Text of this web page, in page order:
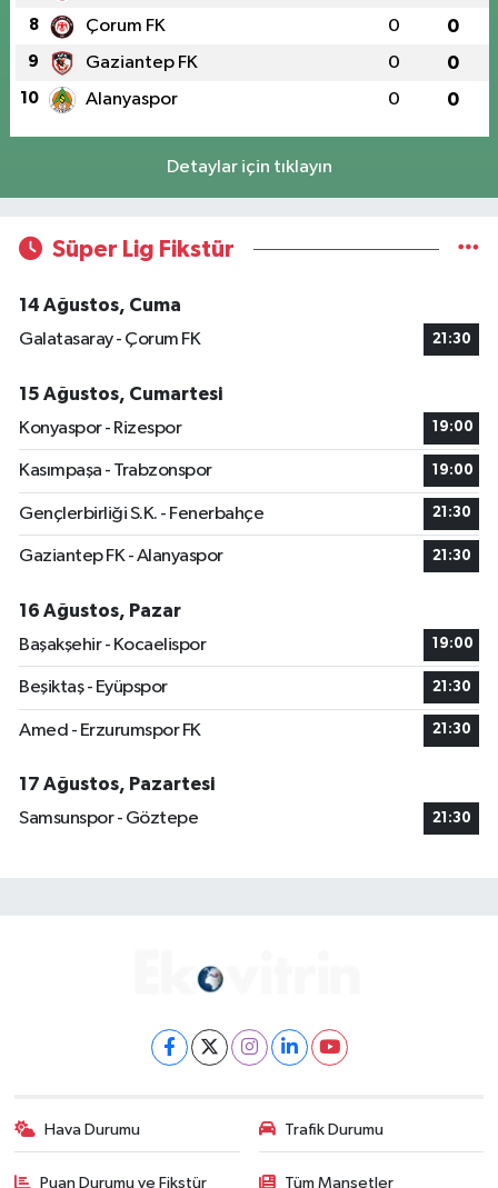
8 Çorum FK 0 0
9 Gaziantep FK 0 0
10 Alanyaspor 0 0
Detaylar için tıklayın
Süper Lig Fikstür
14 Ağustos, Cuma
Galatasaray - Çorum FK
21:30
15 Ağustos, Cumartesi
Konyaspor - Rizespor
19:00
Kasımpaşa - Trabzonspor 19:00
Gençlerbirliği S.K. - Fenerbahçe 21:30
Gaziantep FK - Alanyaspor 21:30
16 Ağustos, Pazar
Başakşehir - Kocaelispor
19:00
Beşiktaş - Eyüpspor 21:30
Amed - Erzurumspor FK 21:30
17 Ağustos, Pazartesi
Samsunspor - Göztepe
21:30
Hava Durumu Trafik Durumu
Puan Durumu ve Fikstür Tüm Manşetler